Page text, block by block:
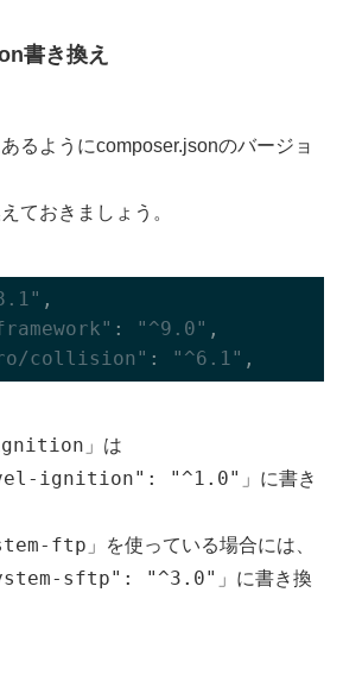
書き換え
るようにcomposer.jsonのバージョ
ておきましょう。
: "^9.0"
collision" : "^6.1"
」は
ignition": "^1.0" 」に書き
ftp 」を使っている場合には、
sftp": "^3.0" 」に書き換